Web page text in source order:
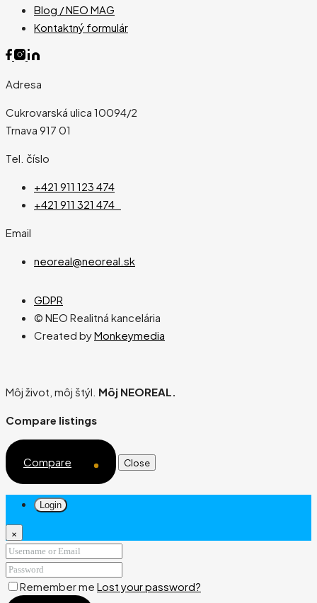
Blog / NEO MAG
Kontaktný formulár
Adresa
Cukrovarská ulica 10094/2
Trnava 917 01
Tel. číslo
+421 911 123 474
+421 911 321 474
Email
neoreal@neoreal.sk
GDPR
© NEO Realitná kancelária
Created byMonkeymedia
Môj život, môj štýl. Môj NEOREAL.
Compare listings
Compare Close
Login
×
Remember me Lost your password?